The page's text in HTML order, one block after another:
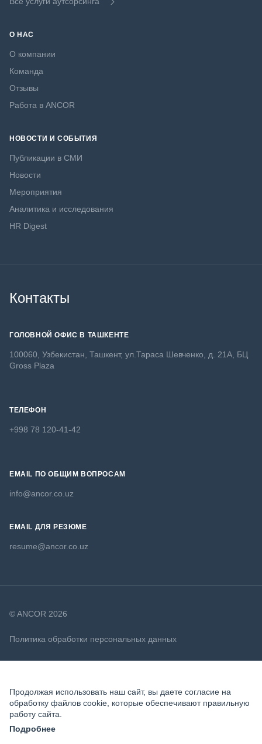
О НАС
О компании
Команда
Отзывы
Работа в ANCOR
НОВОСТИ И СОБЫТИЯ
Публикации в СМИ
Новости
Мероприятия
Аналитика и исследования
HR Digest
Контакты
ГОЛОВНОЙ ОФИС В ТАШКЕНТЕ
100060, Узбекистан, Ташкент, ул.Тараса Шевченко, д. 21А, БЦ
Gross Plaza
ТЕЛЕФОН
+998 78 120-41-42
EMAIL ПО ОБЩИМ ВОПРОСАМ
info@ancor.co.uz
EMAIL ДЛЯ РЕЗЮМЕ
resume@ancor.co.uz
© ANCOR 2026
Политика обработки персональных данных
Продолжая использовать наш сайт, вы даете согласие на
обработку файлов cookie, которые обеспечивают правильную
работу сайта.
Подробнее